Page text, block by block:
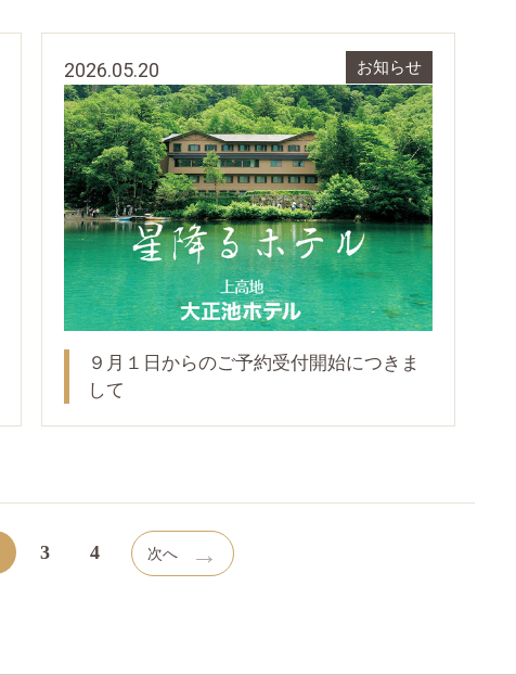
2026.05.20 お知らせ
９月１日からのご予約受付開始につきま
して
3 4 次へ →